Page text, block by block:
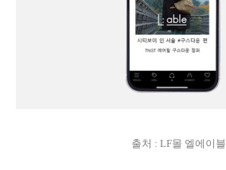
출처 : LF몰 엘에이블